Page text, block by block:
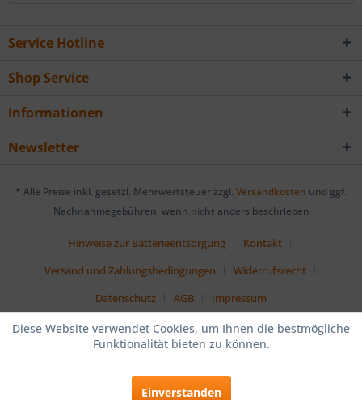
Service Hotline
Shop Service
Informationen
Newsletter
* Alle Preise inkl. gesetzl. Mehrwertsteuer zzgl. Versandkosten und ggf.
Nachnahmegebühren, wenn nicht anders beschrieben
Hinweise zur Batterieentsorgung
Kontakt
Versand und Zahlungsbedingungen
Widerrufsrecht
Datenschutz
AGB Impressum
Diese Website verwendet Cookies, um Ihnen die bestmögliche
Funktionalität bieten zu können.
Einverstanden